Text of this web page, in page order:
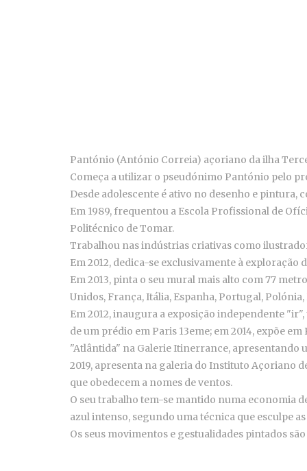
Pantónio (António Correia) açoriano da ilha
Começa a utilizar o pseudónimo Pantónio pelo
Desde adolescente é ativo no desenho e pintura,
Em 1989, frequentou a Escola Profissional de
Politécnico de Tomar.
Trabalhou nas indústrias criativas como
Em 2012, dedica-se exclusivamente à
Em 2013, pinta o seu mural mais alto com 77
Unidos, França, Itália, Espanha, Portugal,
Em 2012, inaugura a exposição independente
de um prédio em Paris 13eme; em 2014, expõe
"Atlântida" na Galerie Itinerrance, apresentando
2019, apresenta na galeria do Instituto Açoriano
que obedecem a nomes de ventos.
O seu trabalho tem-se mantido numa economia
azul intenso, segundo uma técnica que esculpe
Os seus movimentos e gestualidades pintados